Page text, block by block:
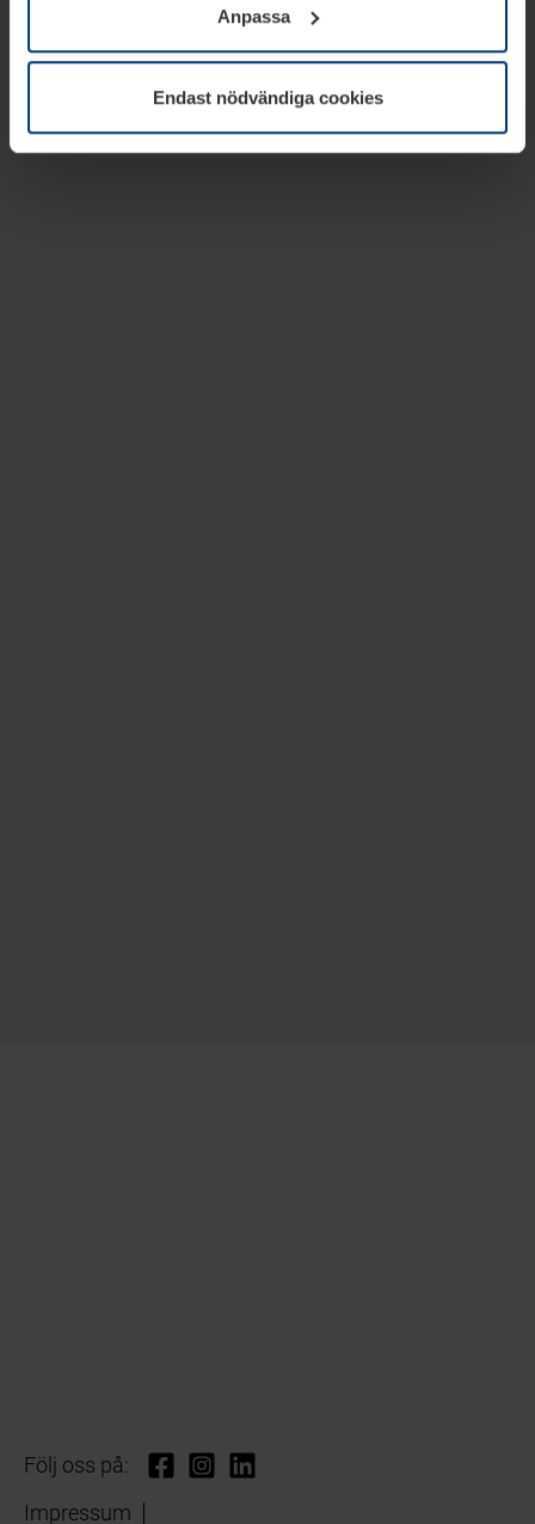
informationen om kakor underDataskyddsförklaring
vår webbplats.
Anpassa
Endast nödvändiga cookies
Följ oss på:
Impressum